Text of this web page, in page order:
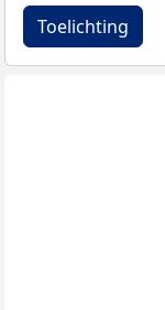
Toelichting